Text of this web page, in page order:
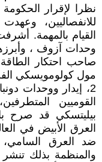
نظرا لإقرار
للانفصاليين،
القيام بالمهمة.
وحدات آزوف ،
صاحب احتكار
2، إيدار ووحدات
القوميين
بيليتسكي قد صرح
العرق الأبيض في
ضد العرق السامي،
والمنظمة بذلك تنشر